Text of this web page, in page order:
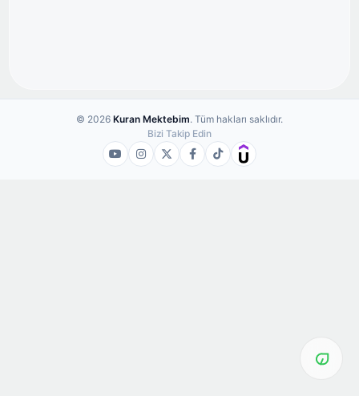
© 2026 Kuran Mektebim. Tüm hakları saklıdır.
Bizi Takip Edin